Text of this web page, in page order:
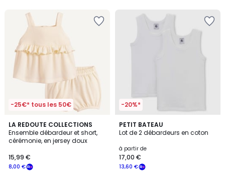
-25€* tous les 50€
LA REDOUTE COLLECTIONS
Ensemble débardeur et short,
cérémonie, en jersey doux
8,00 €
15,99 €
5
/
5
-20%*
PETIT BATEAU
Lot de 2 débardeurs en coton
à partir de
13,60 €
17,00 €